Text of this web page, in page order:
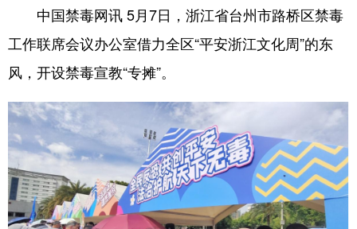
中国禁毒网讯 5月7日，浙江省台州市路桥区禁毒
工作联席会议办公室借力全区“平安浙江文化周”的东
风，开设禁毒宣教“专摊”。